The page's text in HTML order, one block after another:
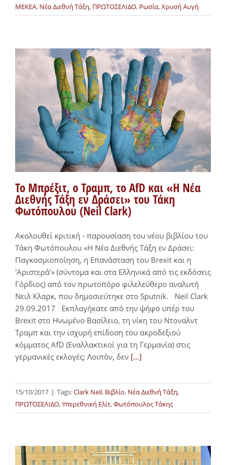
ΜΕΚΕΑ, Νέα Διεθνή Τάξη, ΠΡΩΤΟΣΕΛΙΔΟ, Ρωσία,Χρυσή Αυγή
Το Μπρέξιτ, o Τραμπ, το AfD και «Η Νέα
Διεθνής Τάξη εν Δράσει» του Τάκη
Φωτόπουλου (Neil Clark)
Ακολουθεί κριτική - παρουσίαση του νέου βιβλίου του
Τάκη Φωτόπουλου «Η Νέα Διεθνής Τάξη εν Δράσει:
Παγκοσμιοποίηση, η Επανάσταση του Brexit και η
'Αριστερά'» (σύντομα και στα Ελληνικά από τις εκδόσεις
Γόρδιος) από τον πρωτοπόρο φιλελεύθερο αναλυτή
Νειλ Κλαρκ, που δημοσιεύτηκε στο Sputnik. Neil Clark
29.09.2017 Εκπλαγήκατε από την ψήφο υπέρ του
Brexit στο Ηνωμένο Βασίλειο, τη νίκη του Ντοναλντ
Τραμπ και την ισχυρή επίδοση του ακροδεξιού
κόμματος AfD (Εναλλακτικοί για τη Γερμανία) στις
γερμανικές εκλογές; Λοιπόν, δεν [...]
15/10/2017 | Tags:Clark Neil, Βιβλίο, Νέα Διεθνή Τάξη,
ΠΡΩΤΟΣΕΛΙΔΟ,Υπερεθνική Ελίτ,Φωτόπουλος Τάκης